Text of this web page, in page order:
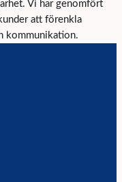
Vi har genomfört
att förenkla
kommunikation.